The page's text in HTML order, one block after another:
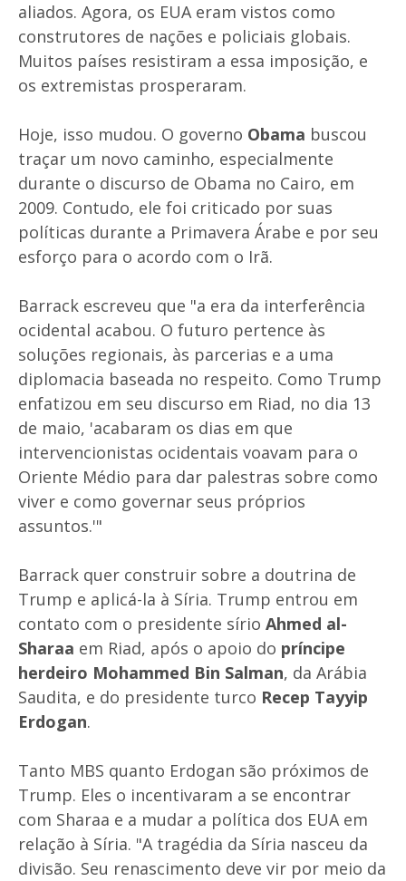
aliados. Agora, os EUA eram vistos como
construtores de nações e policiais globais.
Muitos países resistiram a essa imposição, e
os extremistas prosperaram.
Hoje, isso mudou. O governo Obama buscou
traçar um novo caminho, especialmente
durante o discurso de Obama no Cairo, em
2009. Contudo, ele foi criticado por suas
políticas durante a Primavera Árabe e por seu
esforço para o acordo com o Irã.
Barrack escreveu que "a era da interferência
ocidental acabou. O futuro pertence às
soluções regionais, às parcerias e a uma
diplomacia baseada no respeito. Como Trump
enfatizou em seu discurso em Riad, no dia 13
de maio, 'acabaram os dias em que
intervencionistas ocidentais voavam para o
Oriente Médio para dar palestras sobre como
viver e como governar seus próprios
assuntos.'"
Barrack quer construir sobre a doutrina de
Trump e aplicá-la à Síria. Trump entrou em
contato com o presidente sírio Ahmed al-
Sharaa em Riad, após o apoio do príncipe
herdeiro Mohammed Bin Salman, da Arábia
Saudita, e do presidente turco Recep Tayyip
Erdogan.
Tanto MBS quanto Erdogan são próximos de
Trump. Eles o incentivaram a se encontrar
com Sharaa e a mudar a política dos EUA em
relação à Síria. "A tragédia da Síria nasceu da
divisão. Seu renascimento deve vir por meio da